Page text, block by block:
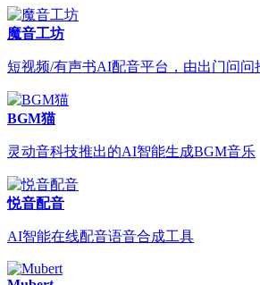
魔音工坊
短视频/有声书AI配音平台，由出门问问
BGM猫
灵动音科技推出的AI智能生成BGM音乐
悦音配音
AI智能在线配音语音合成工具